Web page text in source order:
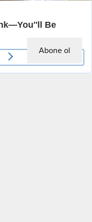
Abone ol